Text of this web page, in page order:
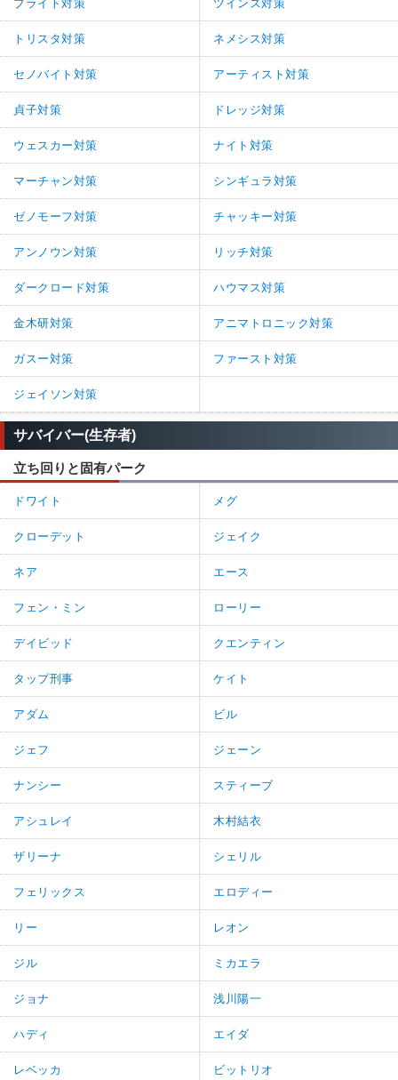
ブライト対策 ツインズ対策
トリスタ対策 ネメシス対策
セノバイト対策 アーティスト対策
貞子対策 ドレッジ対策
ウェスカー対策 ナイト対策
マーチャン対策 シンギュラ対策
ゼノモーフ対策 チャッキー対策
アンノウン対策 リッチ対策
ダークロード対策 ハウマス対策
金木研対策 アニマトロニック対策
ガスー対策 ファースト対策
ジェイソン対策
サバイバー(生存者)
立ち回りと固有パーク
ドワイト メグ
クローデット ジェイク
ネア エース
フェン・ミン ローリー
デイビッド クエンティン
タップ刑事 ケイト
アダム ビル
ジェフ ジェーン
ナンシー スティーブ
アシュレイ 木村結衣
ザリーナ シェリル
フェリックス エロディー
リー レオン
ジル ミカエラ
ジョナ 浅川陽一
ハディ エイダ
レベッカ ビットリオ